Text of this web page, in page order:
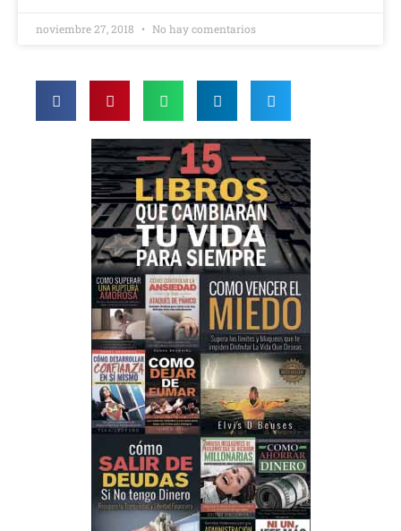
noviembre 27, 2018 No hay comentarios